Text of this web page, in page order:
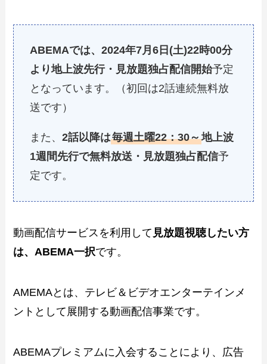
ABEMAでは、2024年7月6日(土)22時00分
より地上波先行・見放題独占配信開始予定
となっています。（初回は2話連続無料放
送です）
また、2話以降は毎週土曜22：30～地上波
1週間先行で無料放送・見放題独占配信予
定です。
動画配信サービスを利用して 見放題視聴したい方
は、ABEMA一択です。
AMEMAとは、テレビ＆ビデオエンターテインメ
ントとして展開する動画配信事業です。
ABEMAプレミアムに入会することにより、広告